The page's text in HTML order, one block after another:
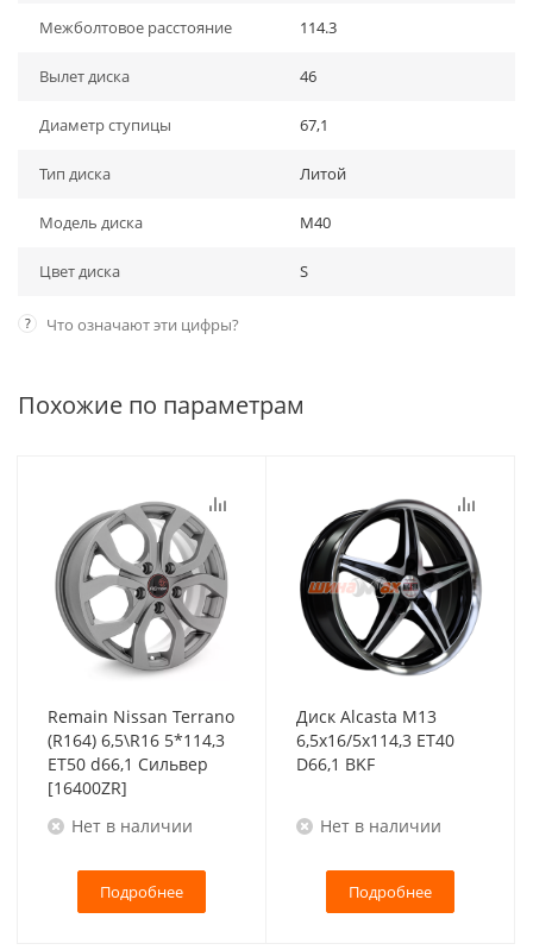
Межболтовое расстояние 114.3
Вылет диска 46
Диаметр ступицы 67,1
Тип диска Литой
Модель диска M40
Цвет диска S
? Что означают эти цифры?
Похожие по параметрам
Remain Nissan Terrano
(R164) 6,5\R16 5*114,3
ET50 d66,1 Сильвер
[16400ZR]
Нет в наличии
Подробнее
Диск Alcasta M13
6,5x16/5x114,3 ET40
D66,1 BKF
Нет в наличии
Подробнее